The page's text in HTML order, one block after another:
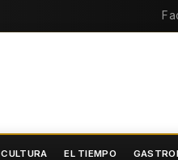
CULTURA EL TIEMPO